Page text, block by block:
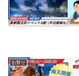
お祭り